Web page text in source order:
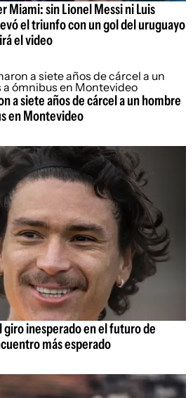
Miami: sin Lionel Messi ni Luis
el triunfo con un gol del uruguayo
el video
a siete años de cárcel a un hombre
en Montevideo
giro inesperado en el futuro de
más esperado